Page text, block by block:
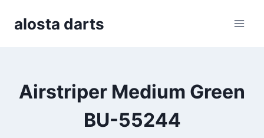
alosta darts
Airstriper Medium Green
BU-55244